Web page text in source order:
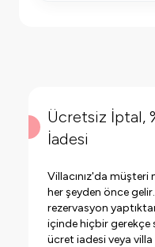
Ücretsiz İptal,
İadesi
Villacınız'da müşteri
her şeyden önce
rezervasyon
içinde hiçbir gerekçe
ücret iadesi veya